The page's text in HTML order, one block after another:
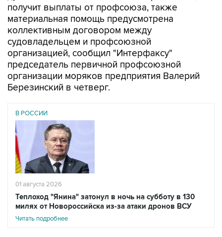
получит выплаты от профсоюза, также
материальная помощь предусмотрена
коллективным договором между
судовладельцем и профсоюзной
организацией, сообщил "Интерфаксу"
председатель первичной профсоюзной
организации моряков предприятия Валерий
Березинский в четверг.
В РОССИИ
01 августа 2026
Теплоход "Янина" затонул в ночь на субботу в 130
милях от Новороссийска из-за атаки дронов ВСУ
Читать подробнее